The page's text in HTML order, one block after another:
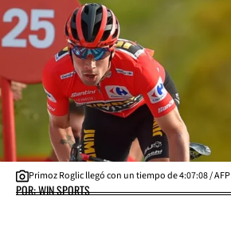
Primoz Roglic llegó con un tiempo de 4:07:08 / AFP
POR: WIN SPORTS